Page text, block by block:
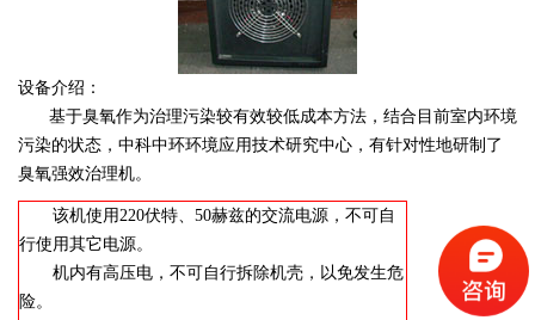
设备介绍：
基于臭氧作为治理污染较有效较低成本方法，结合目前室内环境
污染的状态，中科中环环境应用技术研究中心，有针对性地研制了
臭氧强效治理机。
该机使用220伏特、50赫兹的交流电源，不可自
行使用其它电源。
机内有高压电，不可自行拆除机壳，以免发生危
险。